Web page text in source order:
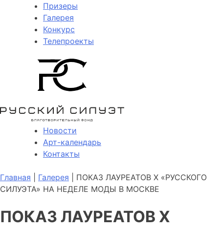
Призеры
Галерея
Конкурс
Телепроекты
Новости
Арт-календарь
Контакты
Главная Галерея | ПОКАЗ ЛАУРЕАТОВ X «РУССКОГО
СИЛУЭТА» НА НЕДЕЛЕ МОДЫ В МОСКВЕ
ПОКАЗ ЛАУРЕАТОВ X